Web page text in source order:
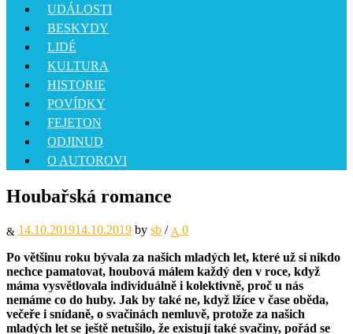
UDÁLOSTI
BESKYDY
LIDÉ
KULTURA
HISTORIE
POVÍDKY
FEJETON
ODJINUD
O AUTOROVI
Houbařská romance
14.10.201914.10.2019 by sb / 0
Po většinu roku bývala za našich mladých let, které už si nikdo
nechce pamatovat, houbová málem každý den v roce, když
máma vysvětlovala individuálně i kolektivně, proč u nás
nemáme co do huby. Jak by také ne, když lžíce v čase oběda,
večeře i snídaně, o svačinách nemluvě, protože za našich
mladých let se ještě netušilo, že existují také svačiny, pořád se